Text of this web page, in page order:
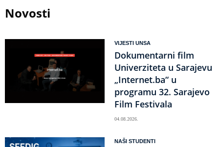
Novosti
VIJESTI UNSA
Dokumentarni film
Univerziteta u Sarajevu
„Internet.ba“ u
programu 32. Sarajevo
Film Festivala
04.08.2026.
NAŠI STUDENTI